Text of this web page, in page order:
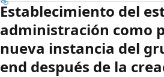
Establecimiento del
administración como
nueva instancia del
end después de la